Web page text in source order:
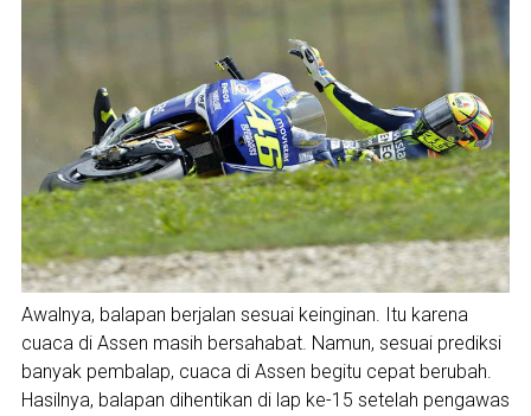
Awalnya, balapan berjalan sesuai keinginan. Itu karena
cuaca di Assen masih bersahabat. Namun, sesuai prediksi
banyak pembalap, cuaca di Assen begitu cepat berubah.
Hasilnya, balapan dihentikan di lap ke-15 setelah pengawas